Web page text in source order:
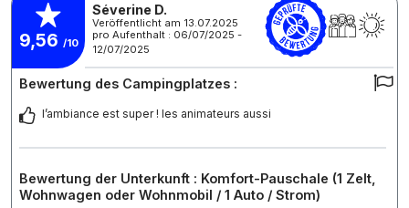
9,56 /10
Séverine D.
Veröffentlicht am 13.07.2025
pro Aufenthalt : 06/07/2025 -
12/07/2025
Bewertung des Campingplatzes :
l’ambiance est super ! les animateurs aussi
Bewertung der Unterkunft : Komfort-Pauschale (1 Zelt,
Wohnwagen oder Wohnmobil / 1 Auto / Strom)